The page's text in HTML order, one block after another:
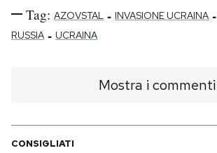
Tag: AZOVSTAL - INVASIONE UCRAINA -
RUSSIA - UCRAINA
Mostra i commenti
CONSIGLIATI